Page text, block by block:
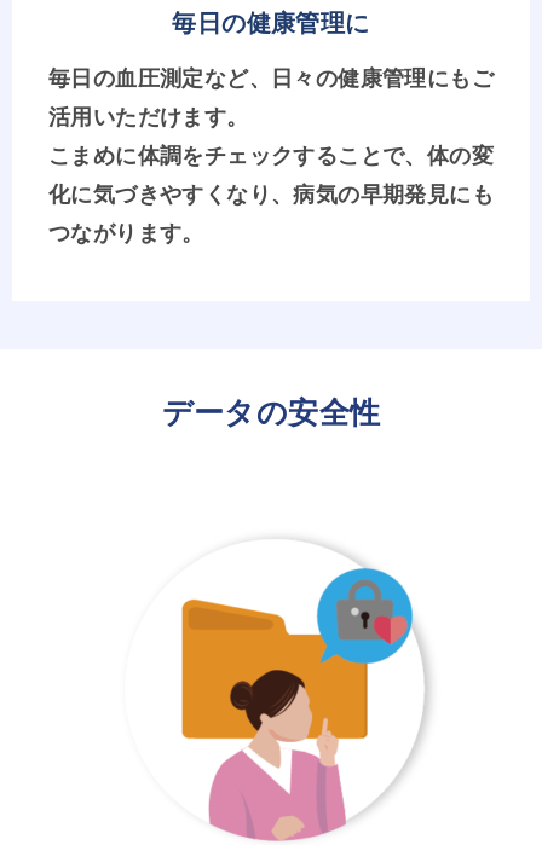
毎日の健康管理に
毎日の血圧測定など、日々の健康管理にもご
活用いただけます。
こまめに体調をチェックすることで、体の変
化に気づきやすくなり、病気の早期発見にも
つながります。
データの安全性